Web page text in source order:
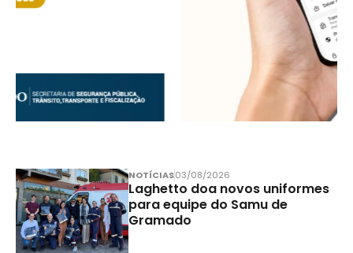
NOTÍCIAS03/08/2026
Laghetto doa novos uniformes
para equipe do Samu de
Gramado